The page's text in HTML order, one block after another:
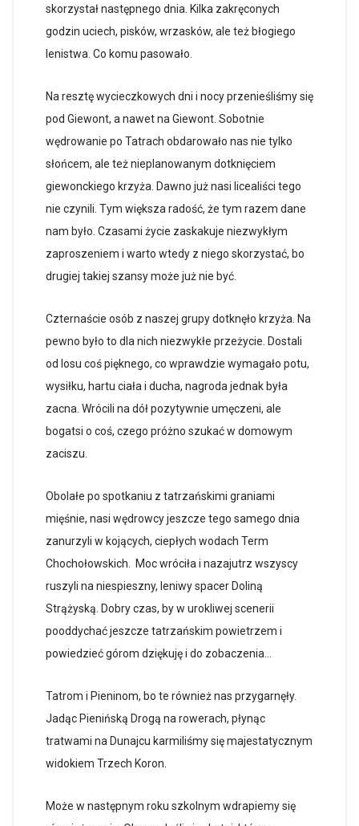
skorzystał następnego dnia. Kilka zakręconych
godzin uciech, pisków, wrzasków, ale też błogiego
lenistwa. Co komu pasowało.
Na resztę wycieczkowych dni i nocy przenieśliśmy się
pod Giewont, a nawet na Giewont. Sobotnie
wędrowanie po Tatrach obdarowało nas nie tylko
słońcem, ale też nieplanowanym dotknięciem
giewonckiego krzyża. Dawno już nasi licealiści tego
nie czynili. Tym większa radość, że tym razem dane
nam było. Czasami życie zaskakuje niezwykłym
zaproszeniem i warto wtedy z niego skorzystać, bo
drugiej takiej szansy może już nie być.
Czternaście osób z naszej grupy dotknęło krzyża. Na
pewno było to dla nich niezwykłe przeżycie. Dostali
od losu coś pięknego, co wprawdzie wymagało potu,
wysiłku, hartu ciała i ducha, nagroda jednak była
zacna. Wrócili na dół pozytywnie umęczeni, ale
bogatsi o coś, czego próżno szukać w domowym
zaciszu.
Obolałe po spotkaniu z tatrzańskimi graniami
mięśnie, nasi wędrowcy jeszcze tego samego dnia
zanurzyli w kojących, ciepłych wodach Term
Chochołowskich. Moc wróciła i nazajutrz wszyscy
ruszyli na niespieszny, leniwy spacer Doliną
Strążyską. Dobry czas, by w urokliwej scenerii
pooddychać jeszcze tatrzańskim powietrzem i
powiedzieć górom dziękuję i do zobaczenia…
Tatrom i Pieninom, bo te również nas przygarnęły.
Jadąc Pienińską Drogą na rowerach, płynąc
tratwami na Dunajcu karmiliśmy się majestatycznym
widokiem Trzech Koron.
Może w następnym roku szkolnym wdrapiemy się